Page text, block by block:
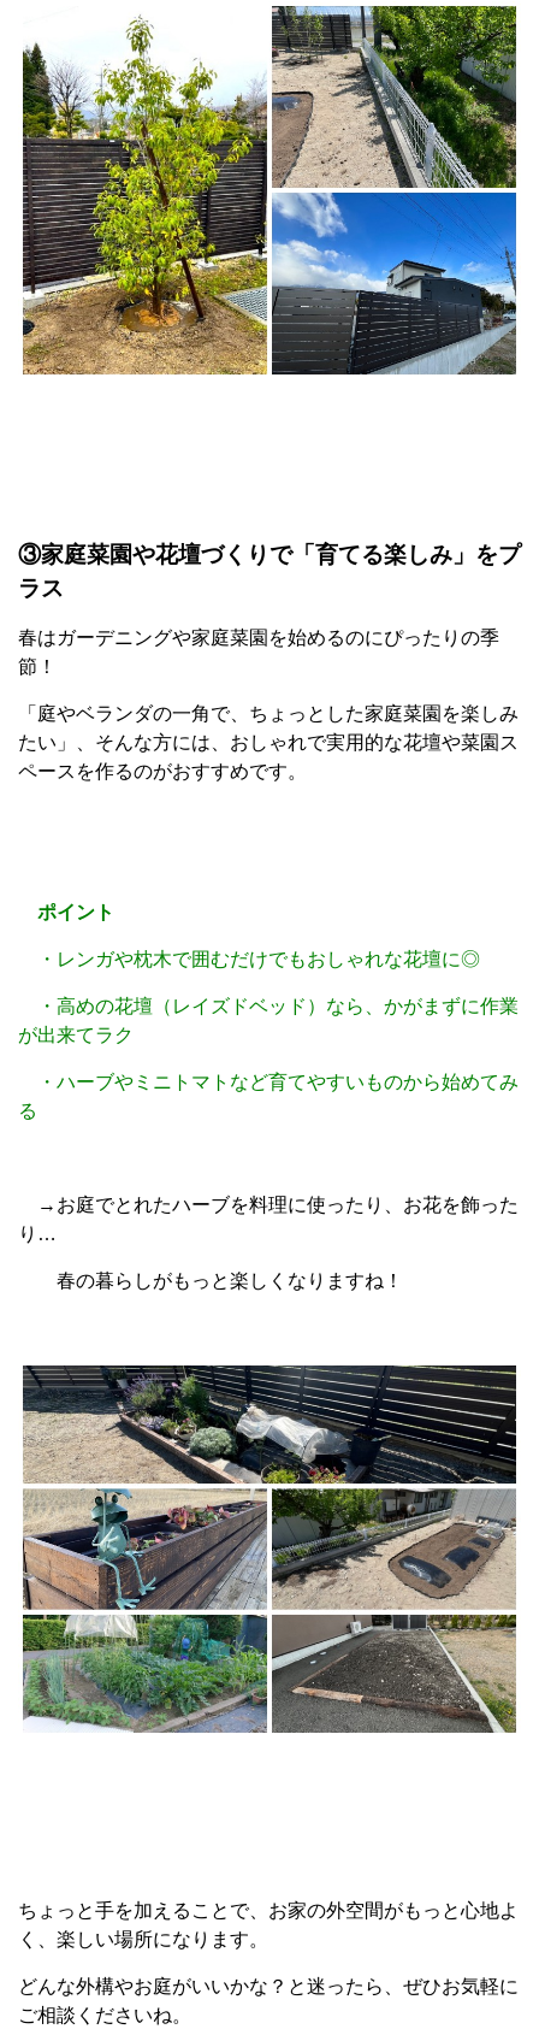
③家庭菜園や花壇づくりで「育てる楽しみ」をプ
ラス
春はガーデニングや家庭菜園を始めるのにぴったりの季
節！
「庭やベランダの一角で、ちょっとした家庭菜園を楽しみ
たい」、そんな方には、おしゃれで実用的な花壇や菜園ス
ペースを作るのがおすすめです。
ポイント
・レンガや枕木で囲むだけでもおしゃれな花壇に◎
・高めの花壇（レイズドベッド）なら、かがまずに作業
が出来てラク
・ハーブやミニトマトなど育てやすいものから始めてみ
る
→お庭でとれたハーブを料理に使ったり、お花を飾った
り…
春の暮らしがもっと楽しくなりますね！
ちょっと手を加えることで、お家の外空間がもっと心地よ
く、楽しい場所になります。
どんな外構やお庭がいいかな？と迷ったら、ぜひお気軽に
ご相談くださいね。